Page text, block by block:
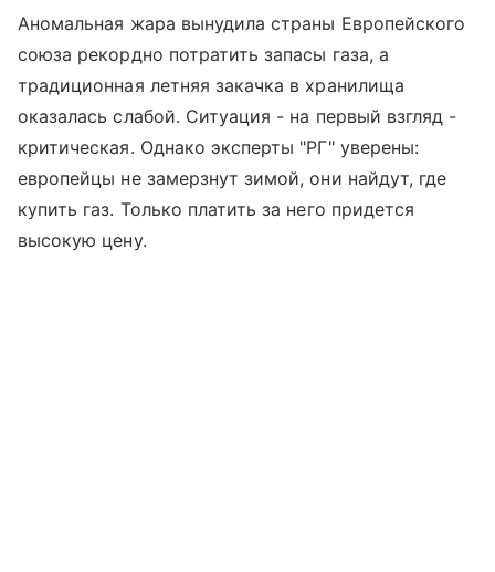
Аномальная жара вынудила страны Европейского
союза рекордно потратить запасы газа, а
традиционная летняя закачка в хранилища
оказалась слабой. Ситуация - на первый взгляд -
критическая. Однако эксперты "РГ" уверены:
европейцы не замерзнут зимой, они найдут, где
купить газ. Только платить за него придется
высокую цену.